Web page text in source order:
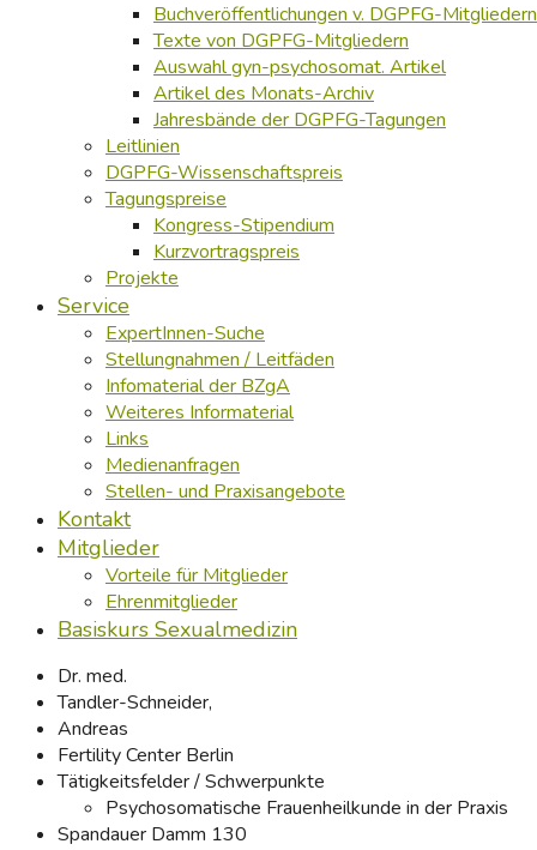
Buchveröffentlichungen v. DGPFG-Mitgliedern
Texte von DGPFG-Mitgliedern
Auswahl gyn-psychosomat. Artikel
Artikel des Monats-Archiv
Jahresbände der DGPFG-Tagungen
Leitlinien
DGPFG-Wissenschaftspreis
Tagungspreise
Kongress-Stipendium
Kurzvortragspreis
Projekte
Service
ExpertInnen-Suche
Stellungnahmen / Leitfäden
Infomaterial der BZgA
Weiteres Informaterial
Links
Medienanfragen
Stellen- und Praxisangebote
Kontakt
Mitglieder
Vorteile für Mitglieder
Ehrenmitglieder
Basiskurs Sexualmedizin
Dr. med.
Tandler-Schneider,
Andreas
Fertility Center Berlin
Tätigkeitsfelder / Schwerpunkte
Psychosomatische Frauenheilkunde in der Praxis
Spandauer Damm 130